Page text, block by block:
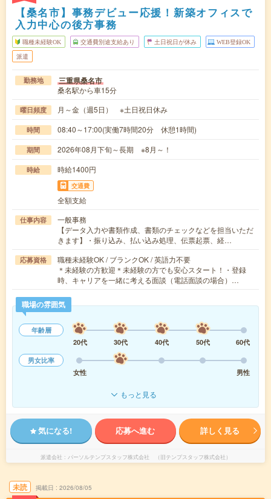
【桑名市】事務デビュー応援！新築オフィスで
入力中心の後方事務
職種未経験OK 交通費別途支給あり 土日祝日が休み WEB登録OK
派遣
勤務地 三重県桑名市
桑名駅から車15分
曜日頻度 月～金（週5日） ※土日祝日休み
時間 08:40～17:00(実働7時間20分 休憩1時間)
期間 2026年08月下旬～長期 ※8月～！
時給 時給1400円
交通費
全額支給
仕事内容
一般事務
【データ入力や書類作成、書類のチェックなどを担当いただ
きます】・振り込み、払い込み処理、伝票起票、経…
応募資格
職種未経験OK / ブランクOK / 英語力不要
＊未経験の方歓迎＊未経験の方でも安心スタート！・登録
時、キャリアを一緒に考える面談（電話面談の場合）…
職場の雰囲気
年齢層
20代
30代 40代 50代
60代
男女比率
女性
男性
もっと見る
気になる! 応募へ進む 詳しく見る
派遣会社 パーソルテンプスタッフ株式会社 （旧テンプスタッフ株式会社）
未読 掲載日 2026/08/05